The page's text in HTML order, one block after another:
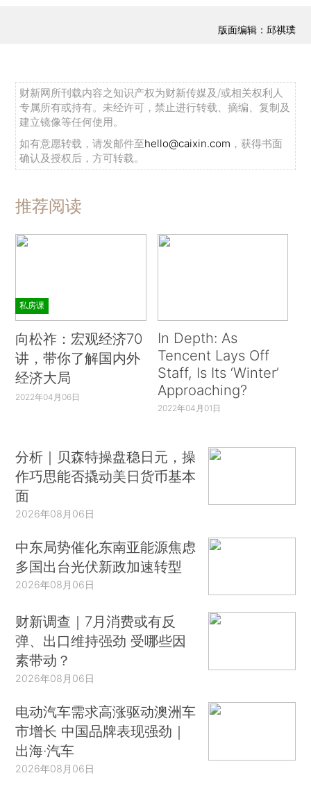
版面编辑：邱祺璞
财新网所刊载内容之知识产权为财新传媒及/或相关权利人
专属所有或持有。未经许可，禁止进行转载、摘编、复制及
建立镜像等任何使用。
如有意愿转载，请发邮件至hello@caixin.com ，获得书面
确认及授权后，方可转载。
推荐阅读
私房课
向松祚：宏观经济70
讲，带你了解国内外
经济大局
2022年04月06日
In Depth: As
Tencent Lays Off
Staff, Is Its ‘Winter’
Approaching?
2022年04月01日
分析｜贝森特操盘稳日元，操
作巧思能否撬动美日货币基本
面
2026年08月06日
中东局势催化东南亚能源焦虑
多国出台光伏新政加速转型
2026年08月06日
财新调查｜7月消费或有反
弹、出口维持强劲 受哪些因
素带动？
2026年08月06日
电动汽车需求高涨驱动澳洲车
市增长 中国品牌表现强劲｜
出海·汽车
2026年08月06日